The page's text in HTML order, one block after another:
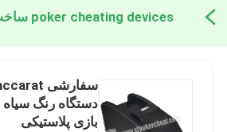
poker cheating devices ساخت آنلاین
دستگاه رنگ
بازی پلاستیکی